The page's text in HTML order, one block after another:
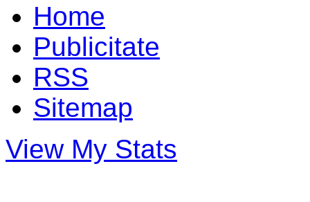
Home
Publicitate
RSS
Sitemap
View My Stats